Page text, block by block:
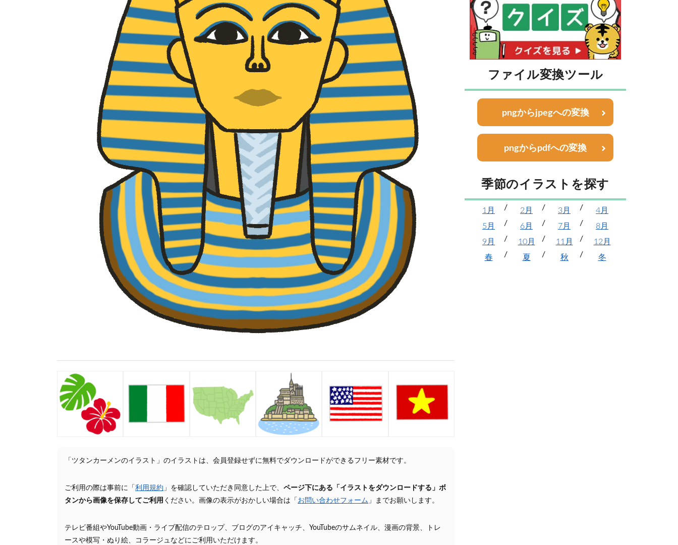
「ツタンカーメンのイラスト」のイラストは、会員登録せずに無料でダウンロードができるフリー素材です。
ご利用の際は事前に「 利用規約 」を確認していただき同意した上で、 ページ下にある「イラストをダウンロードする」ボ
タンから画像を保存してご利用 ください。画像の表示がおかしい場合は「 お問い合わせフォーム 」までお願いします。
テレビ番組やYouTube動画・ライブ配信のテロップ、ブログのアイキャッチ、YouTubeのサムネイル、漫画の背景、トレ
ースや模写・ぬり絵、コラージュなどにご利用いただけます。
ファイル変換ツール
pngからjpegへの変換
pngからpdfへの変換
季節のイラストを探す
1月 2月 3月
4月
5月
6月 7月
8月
9月
10月 11月
12月
春
夏 秋 冬